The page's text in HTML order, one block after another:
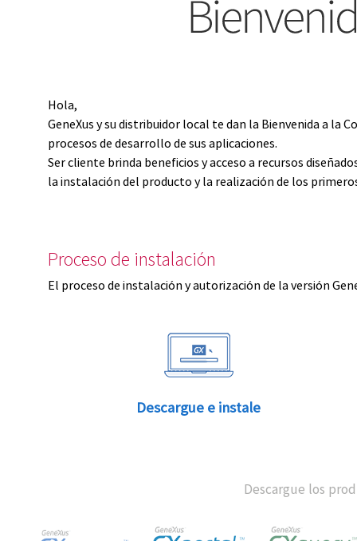
Hola,
GeneXus y su distribuidor local te dan la Bienvenida a la
procesos de desarrollo de sus aplicaciones.
Ser cliente brinda beneficios y acceso a recursos
la instalación del producto y la realización de los
Proceso de instalación
El proceso de instalación y autorización de la versión
Descargue e instale
Descargue los